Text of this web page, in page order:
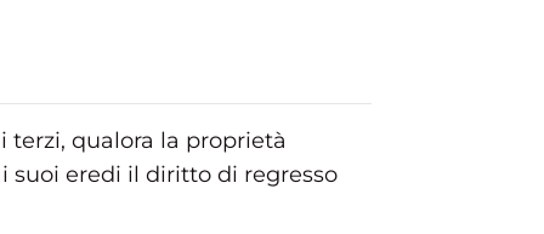
qualora la proprietà
suoi eredi il diritto di regresso